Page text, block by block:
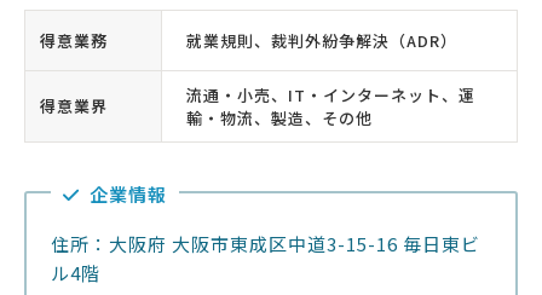
得意業務 就業規則、裁判外紛争解決（ADR）
得意業界
流通・小売、IT・インターネット、運
輸・物流、製造、その他
企業情報
住所：大阪府 大阪市東成区中道3-15-16 毎日東ビ
ル4階